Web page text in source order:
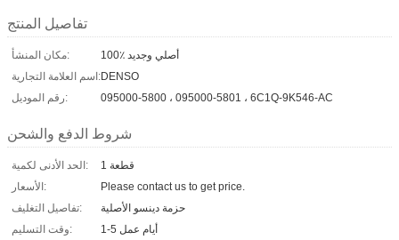
تفاصيل المنتج
مكان المنشأ:
100٪ أصلي وجديد
اسم العلامة التجارية:DENSO
رقم الموديل:
095000-5800 ، 095000-5801 ، 6C1Q-9K546-AC
شروط الدفع والشحن
الحد الأدنى لكمية:
1 قطعة
الأسعار:
Please contact us to get price.
تفاصيل التغليف:
حزمة دينسو الأصلية
وقت التسليم:
1-5 أيام عمل